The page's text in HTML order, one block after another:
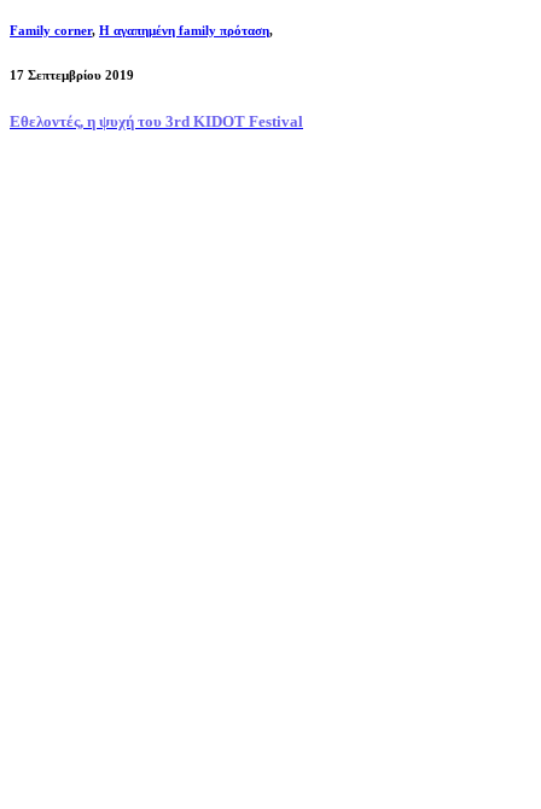
Family corner, Η αγαπημένη family πρόταση,
17 Σεπτεμβρίου 2019
Εθελοντές, η ψυχή του 3rd KIDOT Festival